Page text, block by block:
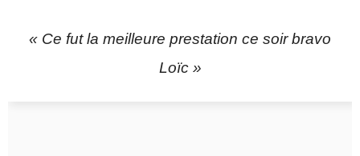
« Ce fut la meilleure prestation ce soir bravo
Loïc »